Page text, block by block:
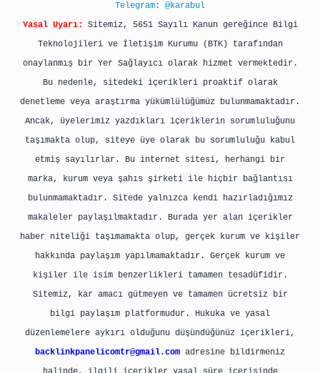
Telegram: @karabul
Yasal Uyarı:
Sitemiz, 5651 Sayılı Kanun gereğince Bilgi
Teknolojileri ve İletişim Kurumu (BTK) tarafından
onaylanmış bir Yer Sağlayıcı olarak hizmet vermektedir.
Bu nedenle, sitedeki içerikleri proaktif olarak
denetleme veya araştırma yükümlülüğümüz bulunmamaktadır.
Ancak, üyelerimiz yazdıkları içeriklerin sorumluluğunu
taşımakta olup, siteye üye olarak bu sorumluluğu kabul
etmiş sayılırlar. Bu internet sitesi, herhangi bir
marka, kurum veya şahıs şirketi ile hiçbir bağlantısı
bulunmamaktadır. Sitede yalnızca kendi hazırladığımız
makaleler paylaşılmaktadır. Burada yer alan içerikler
haber niteliği taşımamakta olup, gerçek kurum ve kişiler
hakkında paylaşım yapılmamaktadır. Gerçek kurum ve
kişiler ile isim benzerlikleri tamamen tesadüfidir.
Sitemiz, kar amacı gütmeyen ve tamamen ücretsiz bir
bilgi paylaşım platformudur. Hukuka ve yasal
düzenlemelere aykırı olduğunu düşündüğünüz içerikleri,
backlinkpanelicomtr@gmail.com adresine bildirmeniz